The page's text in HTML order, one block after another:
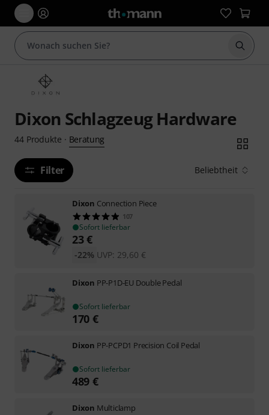
Suche
Dixon Schlagzeug Hardware
44 Produkte · Beratung
Filter Beliebtheit
Dixon Connection Piece
107
Sofort lieferbar
23€
UVP: 29,60 €
-22%
Dixon PP-P1D-EU Double Pedal
Sofort lieferbar
170 €
Dixon PP-PCPD1 Precision Coil Pedal
Sofort lieferbar
489 €
Dixon Multiclamp